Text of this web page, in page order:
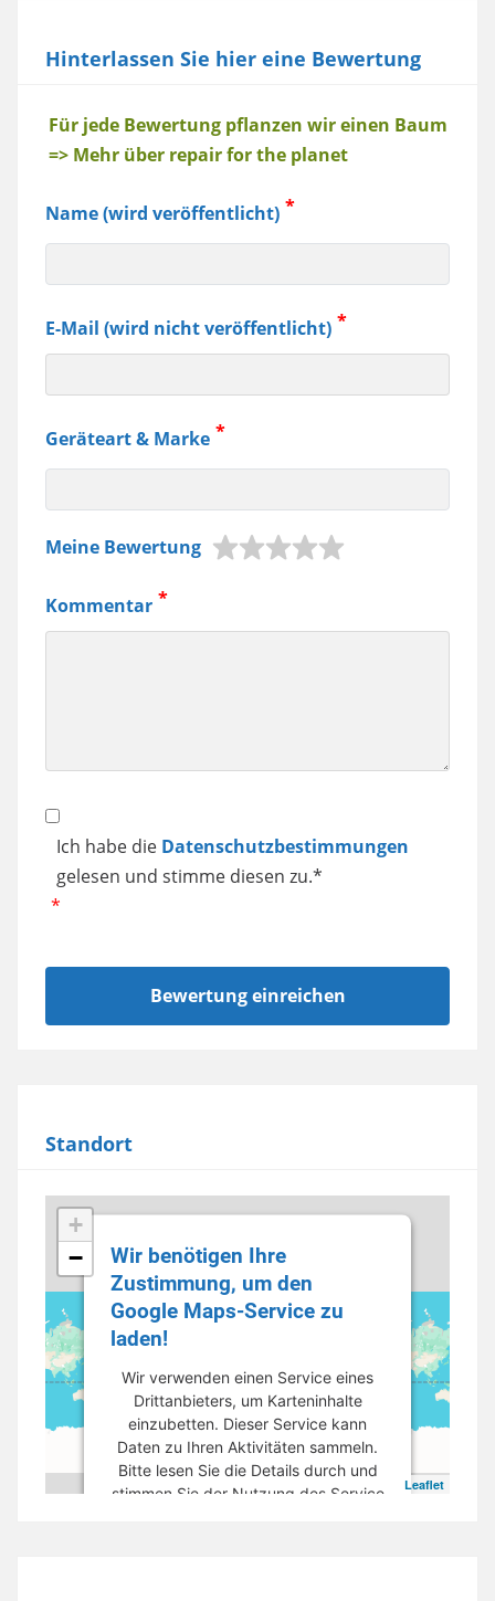
Hinterlassen Sie hier eine Bewertung
Baum
Für jede Bewertung pflanzen wir einen Baum
=> Mehr über repair for the planet
Name (wird veröffentlicht)
E-Mail (wird nicht veröffentlicht)
Geräteart & Marke
Jura
Samsung
Meine Bewertung
Kommentar
Datenschutz
Ich habe die Datenschutzbestimmungen
gelesen und stimme diesen zu.*
Standort
+
−
Leaflet
Wir benötigen Ihre
Zustimmung, um den
Google Maps-Service zu
laden!
Wir verwenden einen Service eines
Drittanbieters, um Karteninhalte
einzubetten. Dieser Service kann
Daten zu Ihren Aktivitäten sammeln.
Bitte lesen Sie die Details durch und
stimmen Sie der Nutzung des Service